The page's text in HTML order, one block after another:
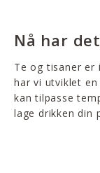
Nå har
Te og tisaner er
har vi utviklet
kan tilpasse
lage drikken din